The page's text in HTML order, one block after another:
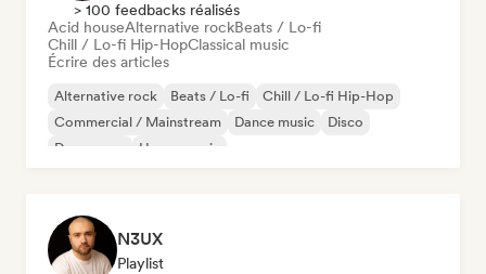
> 100 feedbacks réalisés
Acid houseAlternative rockBeats / Lo-fi
Chill / Lo-fi Hip-HopClassical music
Écrire des articles
Alternative rock Beats / Lo-fi
Chill / Lo-fi Hip-Hop
Commercial / Mainstream
Dance music
Disco
Dream pop
House music
N3UX
Playlist